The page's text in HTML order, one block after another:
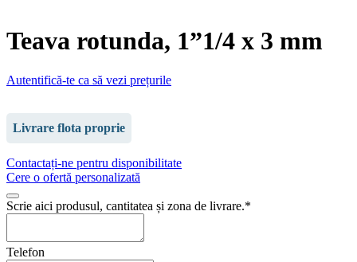
Teava rotunda, 1”1/4 x 3 mm
Autentifică-te ca să vezi prețurile
Livrare flota proprie
Contactați-ne pentru disponibilitate
Cere o ofertă personalizată
Phone
Scrie aici produsul, cantitatea și zona de livrare.*
Telefon